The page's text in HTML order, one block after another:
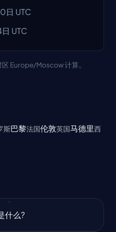
日 UTC
UTC
Europe/Moscow 计算。
斯巴黎法国伦敦英国马德里西
什么?